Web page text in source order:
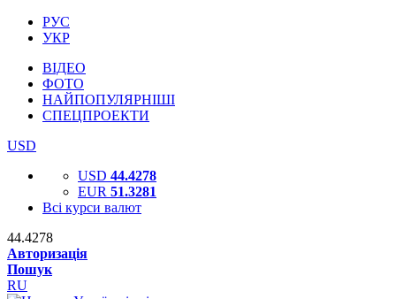
РУС
УКР
ВІДЕО
ФОТО
НАЙПОПУЛЯРНІШІ
СПЕЦПРОЕКТИ
USD
USD 44.4278
EUR 51.3281
Всі курси валют
44.4278
Авторизація
Пошук
RU